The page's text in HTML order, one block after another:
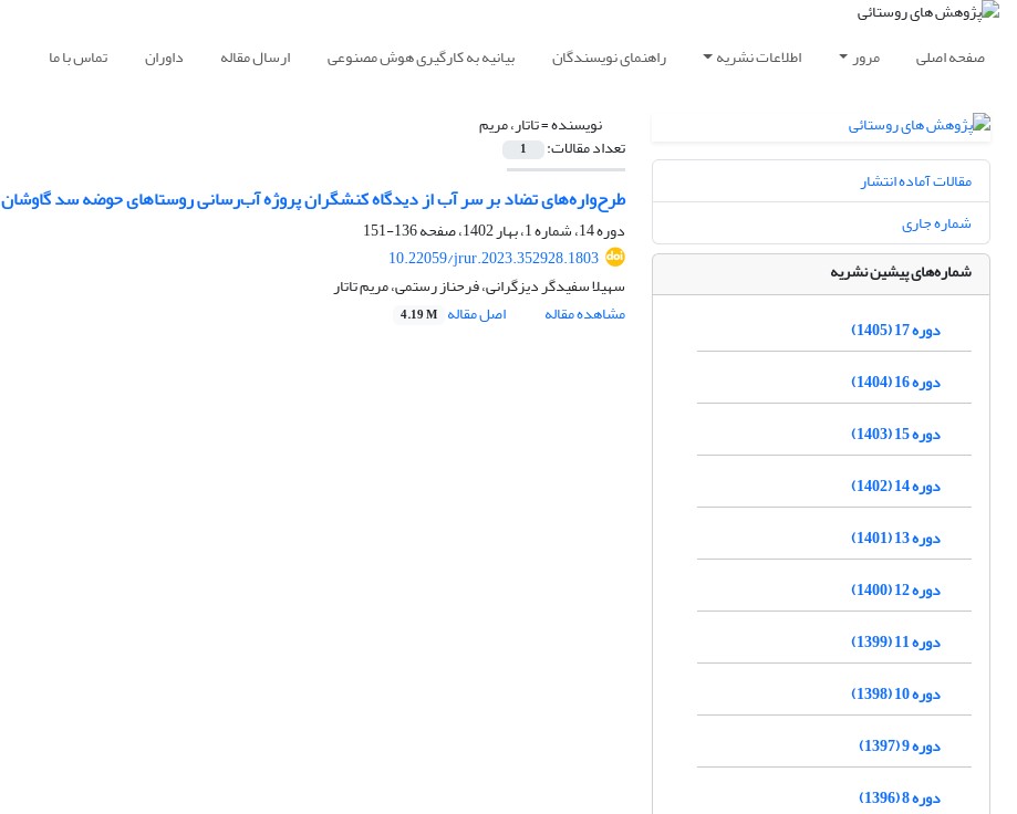
صفحه اصلی مرور اطلاعات نشریه راهنمای نویسندگان بیانیه به کارگیری هوش مصنوعی ارسال مقاله داوران تماس با ما
نویسنده =تاتار، مریم
تعداد مقالات: 1
طرح‌واره‌های تضاد بر سر آب از دیدگاه کنشگران پروژه آب‌رسانی روستاهای حوضه سد گاوشان
دوره 14، شماره 1، بهار 1402، صفحه
136-151
10.22059/jrur.2023.352928.1803
سهیلا سفیدگر دیزگرانی، فرحناز رستمی، مریم تاتار
مشاهده مقاله
اصل مقاله 4.19 M
مقالات آماده انتشار
شماره جاری
شماره‌های پیشین نشریه
دوره 17 (1405)
دوره 16 (1404)
دوره 15 (1403)
دوره 14 (1402)
دوره 13 (1401)
دوره 12 (1400)
دوره 11 (1399)
دوره 10 (1398)
دوره 9 (1397)
دوره 8 (1396)